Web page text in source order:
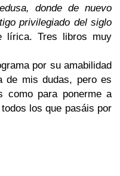
donde de nuevo
privilegiado del siglo
lírica. Tres libros muy
por su amabilidad
de mis dudas, pero es
como para ponerme a
los que pasáis por